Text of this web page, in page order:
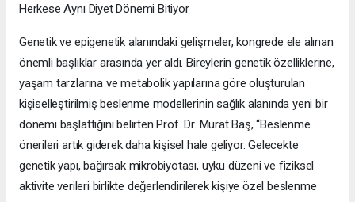
Herkese Aynı Diyet Dönemi Bitiyor
Genetik ve epigenetik alanındaki gelişmeler, kongrede ele alınan
önemli başlıklar arasında yer aldı. Bireylerin genetik özelliklerine,
yaşam tarzlarına ve metabolik yapılarına göre oluşturulan
kişiselleştirilmiş beslenme modellerinin sağlık alanında yeni bir
dönemi başlattığını belirten Prof. Dr. Murat Baş, “Beslenme
önerileri artık giderek daha kişisel hale geliyor. Gelecekte
genetik yapı, bağırsak mikrobiyotası, uyku düzeni ve fiziksel
aktivite verileri birlikte değerlendirilerek kişiye özel beslenme